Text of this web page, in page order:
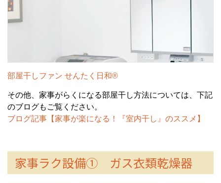
部屋干しファン せんたく日和®
その他、家事がらくになる部屋干し方法については、下記
のブログもご覧ください。
ブログ記事【家事が楽になる！『室内干し』のススメ】
家事ラク設備① ガス衣類乾燥器